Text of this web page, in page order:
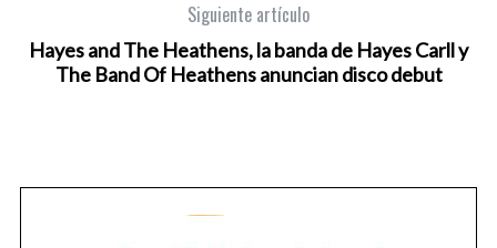
Siguiente artículo
Hayes and The Heathens, la banda de Hayes Carll y
The Band Of Heathens anuncian disco debut